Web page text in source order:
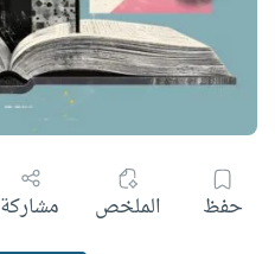
حفظ الملخص مشاركة